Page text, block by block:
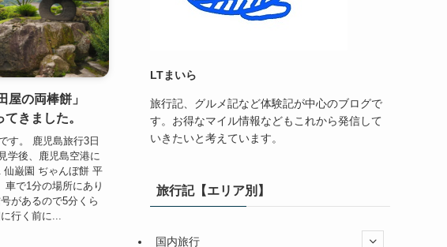
屋の両棒餅」
きました。
す。 鹿児島旅行3日
学後、鹿児島空港に
仙巌園 ぢゃんぼ餅 平
車で1分の場所にあり
があるので5分くら
行く前に...
LTまいら
旅行記、グルメ記など体験記が中心のブログで
す。お得なマイル情報などもこれから発信して
いきたいと考えています。
旅行記【エリア別】
国内旅行